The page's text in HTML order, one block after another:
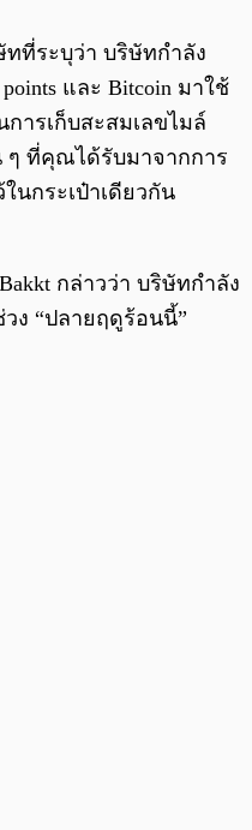
ทที่ระบุว่า บริษัทกำลัง
และ Bitcoin มาใช้
ารเก็บสะสมเลขไมล์
ที่คุณได้รับมาจากการ
นกระเป๋าเดียวกัน
กล่าวว่า บริษัทกำลัง
ง “ปลายฤดูร้อนนี้”